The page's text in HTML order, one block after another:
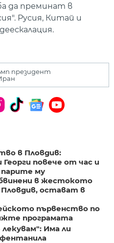
да преминат в
Русия, Китай и
президент
в Пловдив:
повече от час и
парите му
в жестокото
остават в
първенство по
програмата
Има ли